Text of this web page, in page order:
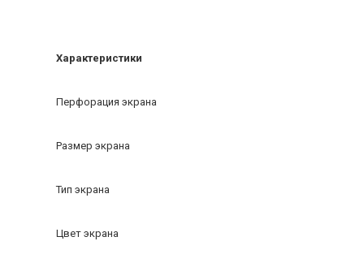
Характеристики
Перфорация экрана
Размер экрана
Тип экрана
Цвет экрана